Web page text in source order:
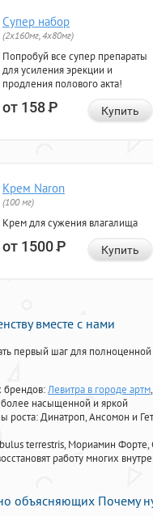
Супер набор
(2х160мг, 4х80мг)
Попробуй все супер препараты
для усиления эрекции и
продления полового акта!
от 158Р Купить
Крем Naron
(100 мг)
Крем для сужения влагалища
от 1500Р Купить
вместе с нами
первый шаг для
брендов:Левитра в городе артм
насыщенной и яркой
роста: Динатроп, Ансомон и
terrestris, Мориамин Форте,
работу многих
объясняющих Почему